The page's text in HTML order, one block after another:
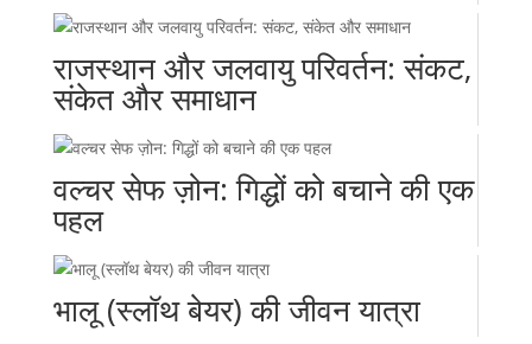
राजस्थान और जलवायु परिवर्तन: संकट,
संकेत और समाधान
वल्चर सेफ ज़ोन: गिद्धों को बचाने की एक
पहल
भालू (स्लॉथ बेयर) की जीवन यात्रा